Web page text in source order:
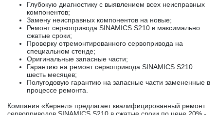
Глубокую диагностику с выявлением всех неисправных
компонентов;
Замену неисправных компонентов на новые;
Ремонт сервопривода SINAMICS S210 в максимально
сжатые сроки;
Проверку отремонтированного сервопривода на
специальном стенде;
Оригинальные запасные части;
Гарантию на ремонт сервопривода SINAMICS S210
шесть месяцев;
Полугодовую гарантию на запасные части замененные в
процессе ремонта.
Компания «Кернел» предлагает квалифицированный ремонт